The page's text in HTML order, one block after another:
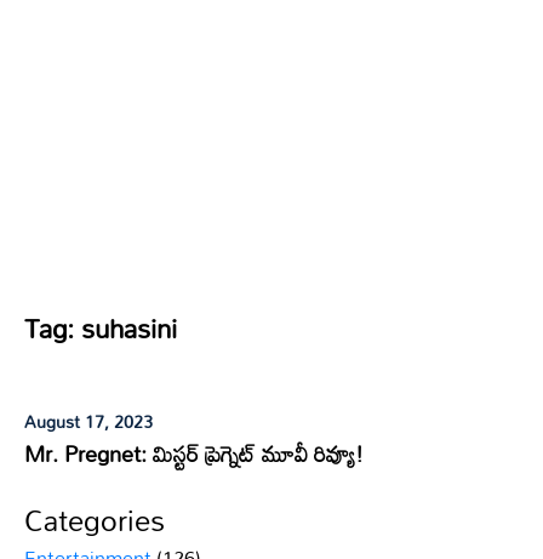
Tag:suhasini
August 17, 2023
Mr. Pregnet: మిస్టర్ ప్రెగ్నెట్ మూవీ రివ్యూ!
Categories